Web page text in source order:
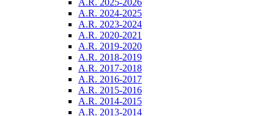
A.R. 2025-2026
A.R. 2024-2025
A.R. 2023-2024
A.R. 2020-2021
A.R. 2019-2020
A.R. 2018-2019
A.R. 2017-2018
A.R. 2016-2017
A.R. 2015-2016
A.R. 2014-2015
A.R. 2013-2014